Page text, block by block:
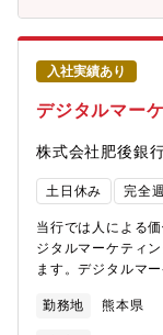
債等）からFI / コ
専門性の高い業務
で10年以上の歴史
す。・地方銀行と
資部門に引けを取
可能な少数精鋭の
心が旺盛な方には
クレジット投資の
ング・販売の経験
入社実績あり
デジタルマー
株式会社肥後銀
土日休み 完全
当行では人による
ジタルマーケティ
ます。デジタルマ
ング人材を募集い
部にて、以下の業
勤務地 熊本県